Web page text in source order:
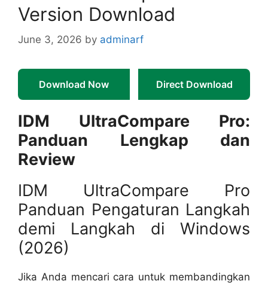
Version Download
June 3, 2026 by adminarf
Download Now Direct Download
IDM UltraCompare Pro:
Panduan Lengkap dan
Review
IDM UltraCompare Pro
Panduan Pengaturan Langkah
demi Langkah di Windows
(2026)
Jika Anda mencari cara untuk membandingkan